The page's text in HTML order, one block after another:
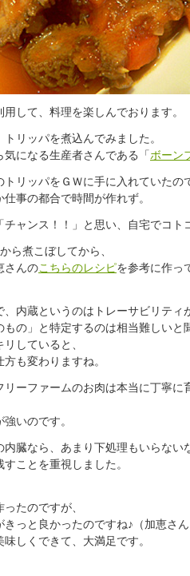
用して、料理を楽しんでおります。
トリッパを煮込んでみました。
気になる生産者さんである「ボーン
トリッパをＧＷに手に入れていたの
仕事の都合で時間が作れず。
チャンス！！」と思い、自宅でコト
ら煮こぼしてから、
さんのこちらのレシピを参考に作っ
、内蔵というのはトレーサビリティ
もの」と特定するのは相当難しい
していると、
方も変わりますね。
リーファームのお肉は本当に丁寧に
強いのです。
内臓なら、あまり下処理もいらない
すことを重視しました。
たのですが、
きっと良かったのですね♪（加恵さ
味しくできて、大満足です。